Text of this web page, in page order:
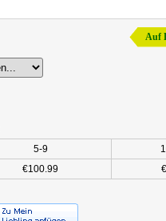
Auf
5-9
€100.99